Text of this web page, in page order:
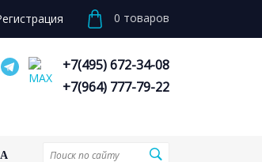
0 товаров
+7(495) 672-34-08
+7(964) 777-79-22